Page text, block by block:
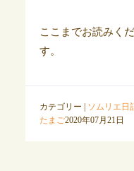
ここまでお読みく
す。
カテゴリー | ソムリエ日
たまご2020年07月21日